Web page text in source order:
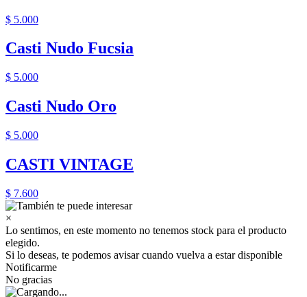
$ 5.000
Casti Nudo Fucsia
$ 5.000
Casti Nudo Oro
$ 5.000
CASTI VINTAGE
$ 7.600
×
Lo sentimos, en este momento no tenemos stock para el producto
elegido.
Si lo deseas, te podemos avisar cuando vuelva a estar disponible
Notificarme
No gracias